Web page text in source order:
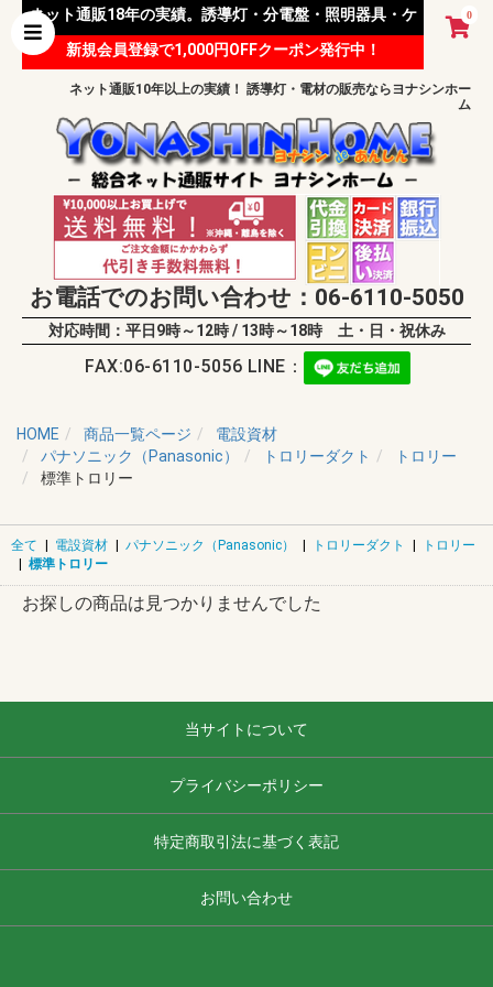
0
ネット通販18年の実績。誘導灯・分電盤・照明器具・ケ
ーブル等 様々な資材を取り扱っています。
新規会員登録で1,000円OFFクーポン発行中！
ネット通販10年以上の実績！ 誘導灯・電材の販売ならヨナシンホー
ム
お電話でのお問い合わせ：06-6110-5050
対応時間：平日9時～12時 / 13時～18時 土・日・祝休み
FAX:06-6110-5056 LINE：
HOME 商品一覧ページ
電設資材
パナソニック（Panasonic）
トロリーダクト
トロリー
標準トロリー
全て | 電設資材 | パナソニック（Panasonic） | トロリーダクト |
トロリー
| 標準トロリー
お探しの商品は見つかりませんでした
当サイトについて
プライバシーポリシー
特定商取引法に基づく表記
お問い合わせ